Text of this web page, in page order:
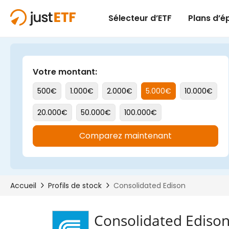
Consolidated